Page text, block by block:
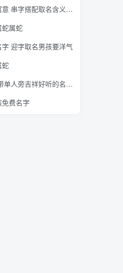
配取名含义最好的名字巨好听
蛇属蛇
迎字取名男孩要洋气
蛇
旁吉祥好听的名字顺口
费名字